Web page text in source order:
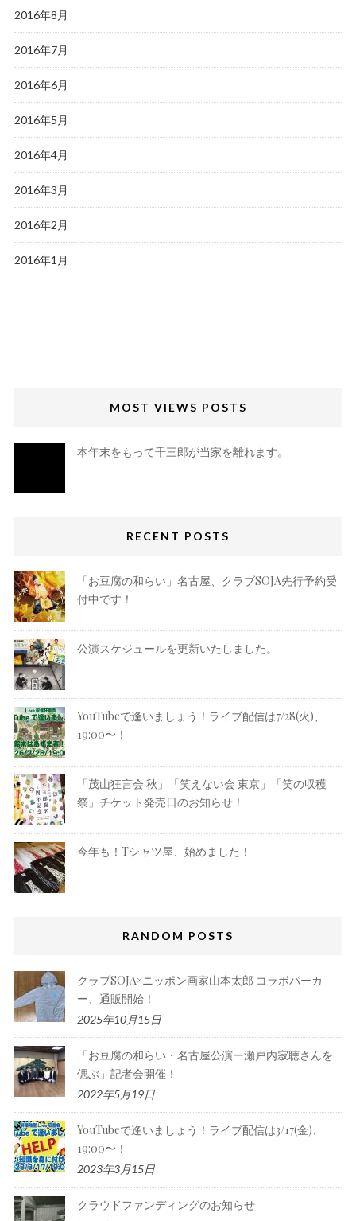
2016年8月
2016年7月
2016年6月
2016年5月
2016年4月
2016年3月
2016年2月
2016年1月
MOST VIEWS POSTS
本年末をもって千三郎が当家を離れます。
RECENT POSTS
「お豆腐の和らい」名古屋、クラブSOJA先行予約受
付中です！
公演スケジュールを更新いたしました。
YouTubeで逢いましょう！ライブ配信は7/28(火)、
19:00〜！
「茂山狂言会 秋」「笑えない会 東京」「笑の収穫
祭」チケット発売日のお知らせ！
今年も！Tシャツ屋、始めました！
RANDOM POSTS
クラブSOJA×ニッポン画家山本太郎 コラボパーカ
ー、通販開始！
2025年10月15日
「お豆腐の和らい・名古屋公演ー瀬戸内寂聴さんを
偲ぶ」記者会開催！
2022年5月19日
YouTubeで逢いましょう！ライブ配信は3/17(金)、
19:00〜！
2023年3月15日
クラウドファンディングのお知らせ